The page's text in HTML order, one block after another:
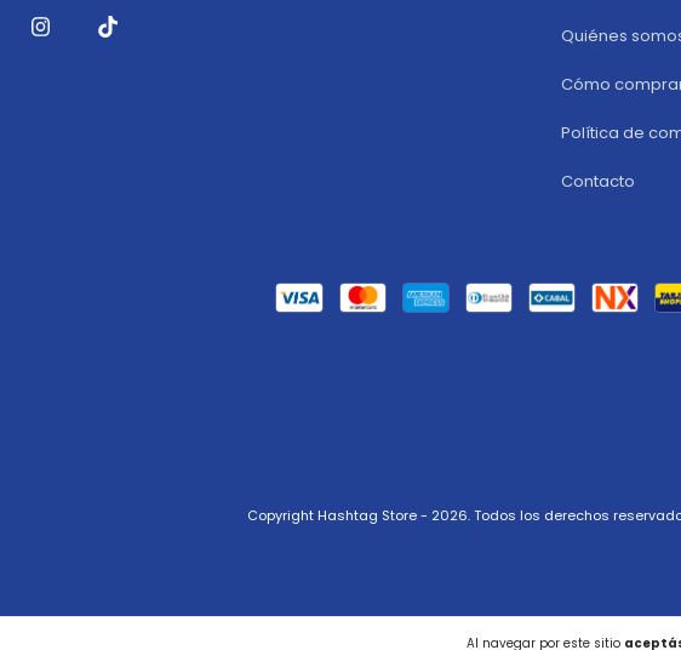
Al navegar por este sitio
Quiénes
Cómo
Política de
Contacto
Copyright Hashtag Store - 2026. Todos los derechos